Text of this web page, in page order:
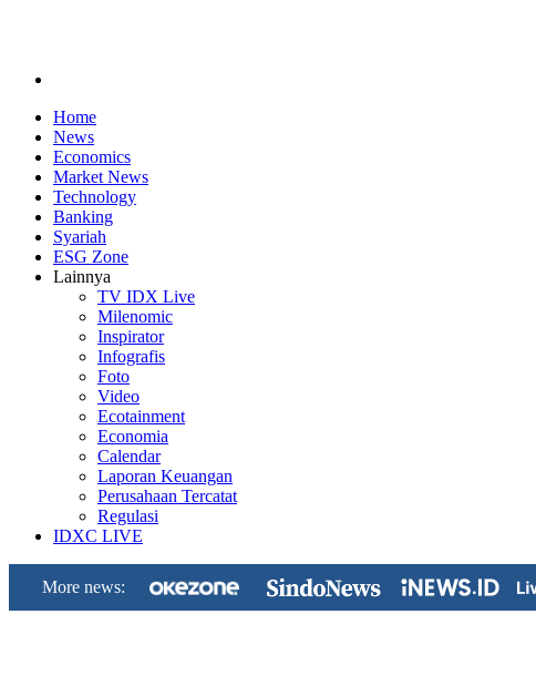
Home
News
Economics
Market News
Technology
Banking
Syariah
ESG Zone
Lainnya
TV IDX Live
Milenomic
Inspirator
Infografis
Foto
Video
Ecotainment
Economia
Calendar
Laporan Keuangan
Perusahaan Tercatat
Regulasi
IDXC LIVE
More news: